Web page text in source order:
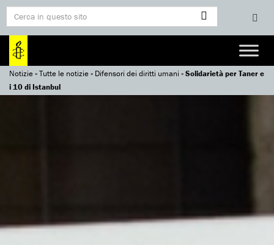
Notizie»Tutte le notizie» Difensori dei diritti umani »Solidarietà per Taner e
i 10 di Istanbul